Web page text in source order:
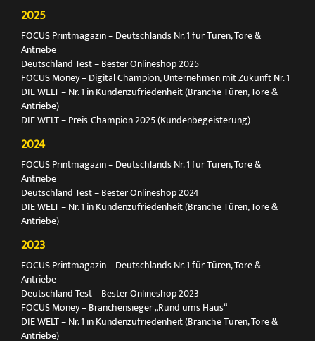
2025
FOCUS Printmagazin – Deutschlands Nr. 1 für Türen, Tore &
Antriebe
Deutschland Test – Bester Onlineshop 2025
FOCUS Money – Digital Champion, Unternehmen mit Zukunft Nr. 1
DIE WELT – Nr. 1 in Kundenzufriedenheit (Branche Türen, Tore &
Antriebe)
DIE WELT – Preis-Champion 2025 (Kundenbegeisterung)
2024
FOCUS Printmagazin – Deutschlands Nr. 1 für Türen, Tore &
Antriebe
Deutschland Test – Bester Onlineshop 2024
DIE WELT – Nr. 1 in Kundenzufriedenheit (Branche Türen, Tore &
Antriebe)
2023
FOCUS Printmagazin – Deutschlands Nr. 1 für Türen, Tore &
Antriebe
Deutschland Test – Bester Onlineshop 2023
FOCUS Money – Branchensieger „Rund ums Haus“
DIE WELT – Nr. 1 in Kundenzufriedenheit (Branche Türen, Tore &
Antriebe)